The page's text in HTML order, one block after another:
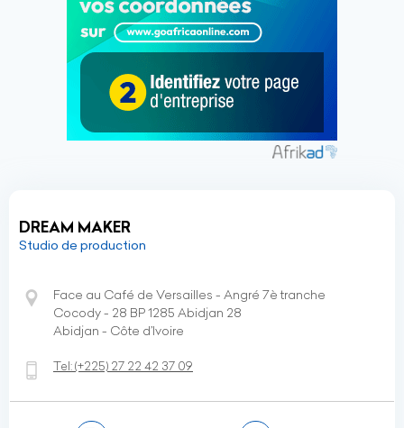
DREAM MAKER
Studio de production
Face au Café de Versailles - Angré 7è tranche
Cocody - 28 BP 1285 Abidjan 28
Abidjan - Côte d’Ivoire
Tel:(+225) 27 22 42 37 09